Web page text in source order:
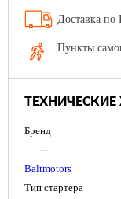
Доставка по
Пункты
ТЕХНИЧЕСКИЕ
Бренд
—
Baltmotors
Тип стартера